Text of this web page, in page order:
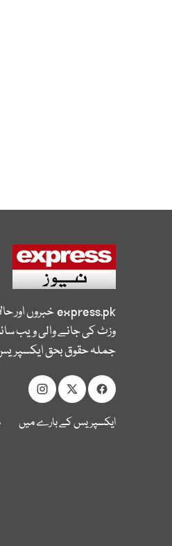
express.pkخبروں اور
وزٹ کی جانے والی ویب
جملہ حقوق بحق
ایکسپریس کے بارے میں